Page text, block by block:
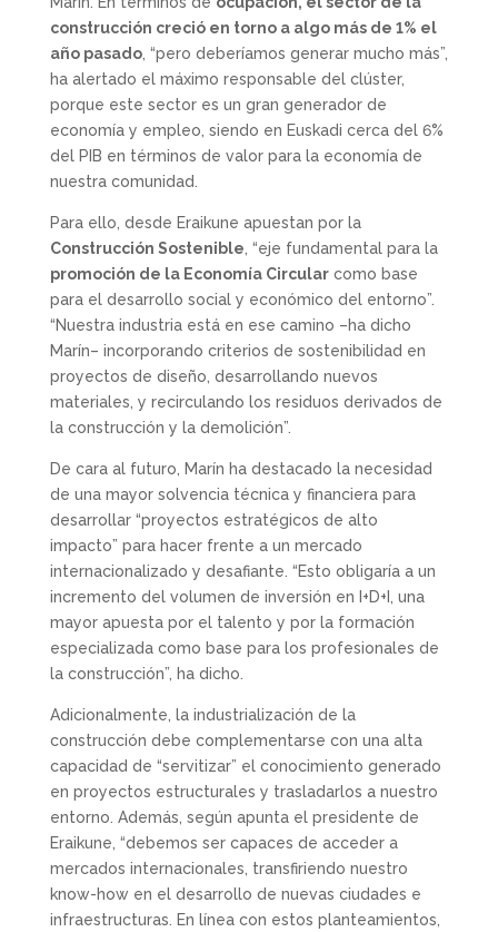
construcción creció en torno a algo más de 1% el
año pasado, “pero deberíamos generar mucho más”,
ha alertado el máximo responsable del clúster,
porque este sector es un gran generador de
economía y empleo, siendo en Euskadi cerca del 6%
del PIB en términos de valor para la economía de
nuestra comunidad.
Para ello, desde Eraikune apuestan por la
Construcción Sostenible , “eje fundamental para la
promoción de la Economía Circularcomo base
para el desarrollo social y económico del entorno”.
“Nuestra industria está en ese camino –ha dicho
Marín– incorporando criterios de sostenibilidad en
proyectos de diseño, desarrollando nuevos
materiales, y recirculando los residuos derivados de
la construcción y la demolición”.
De cara al futuro, Marín ha destacado la necesidad
de una mayor solvencia técnica y financiera para
desarrollar “proyectos estratégicos de alto
impacto” para hacer frente a un mercado
internacionalizado y desafiante. “Esto obligaría a un
incremento del volumen de inversión en I+D+I, una
mayor apuesta por el talento y por la formación
especializada como base para los profesionales de
la construcción”, ha dicho.
Adicionalmente, la industrialización de la
construcción debe complementarse con una alta
capacidad de “servitizar” el conocimiento generado
en proyectos estructurales y trasladarlos a nuestro
entorno. Además, según apunta el presidente de
Eraikune, “debemos ser capaces de acceder a
mercados internacionales, transfiriendo nuestro
know-how en el desarrollo de nuevas ciudades e
infraestructuras. En línea con estos planteamientos,